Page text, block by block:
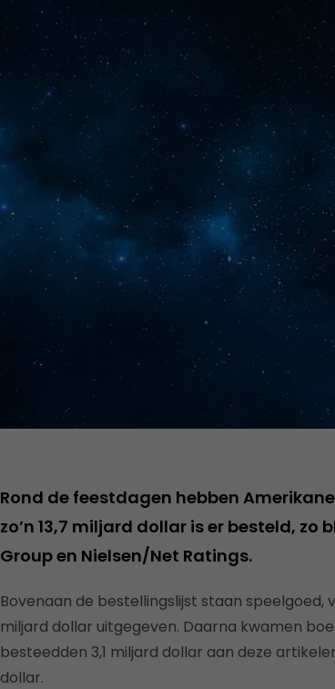
Rond de feestdagen hebben
zo’n 13,7 miljard dollar is er besteld,
Group en Nielsen/Net Ratings.
Bovenaan de bestellingslijst staan speelgoed,
miljard dollar uitgegeven. Daarna kwamen
besteedden 3,1 miljard dollar aan deze
dollar.